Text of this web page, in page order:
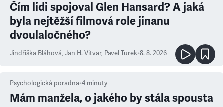
Čím lidi spojoval Glen Hansard? A jaká
byla nejtěžší filmová role jinanu
dvoulaločného?
Jindřiška Bláhová, Jan H. Vitvar, Pavel Turek•8. 8. 2026
Psychologická poradna•4 minuty
Mám manžela, o jakého by stála spousta